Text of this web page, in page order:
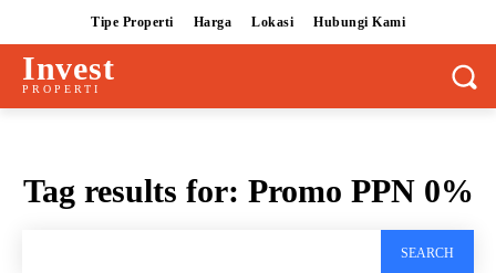
Tipe Properti Harga Lokasi Hubungi Kami
Invest
PROPERTI
Tag results for: Promo PPN 0%
SEARCH